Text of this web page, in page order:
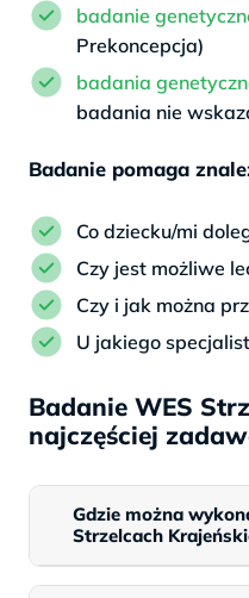
badanie
Prekoncepcja)
badania
badania nie
Badanie pomaga
Co dziecku/mi
Czy jest możliwe
Czy i jak można
U jakiego
Badanie WES
najczęściej
Gdzie można
Strzelcach